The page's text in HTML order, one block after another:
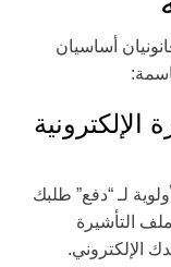
أساسيان
الإلكترونية
لـ “دفع” طلبك
التأشيرة